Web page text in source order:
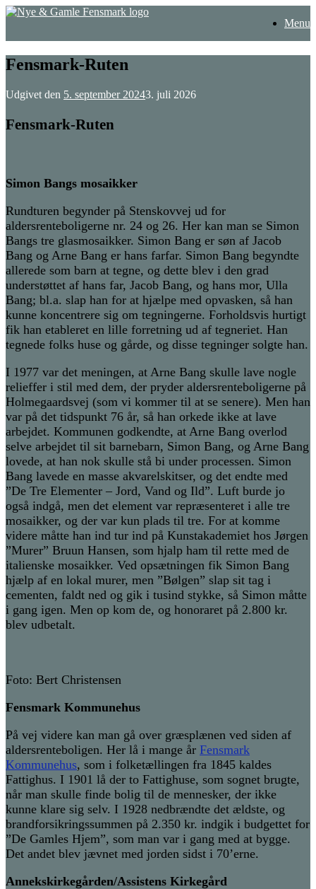
Gå
Menu
Fensmark-Ruten
Udgivet den 5. september 20243. juli 2026
Fensmark-Ruten
Simon Bangs mosaikker
Rundturen begynder på Stenskovvej ud for
aldersrenteboligerne nr. 24 og 26. Her kan man se Simon
Bangs tre glasmosaikker. Simon Bang er søn af Jacob
Bang og Arne Bang er hans farfar. Simon Bang begyndte
allerede som barn at tegne, og dette blev i den grad
understøttet af hans far, Jacob Bang, og hans mor, Ulla
Bang; bl.a. slap han for at hjælpe med opvasken, så han
kunne koncentrere sig om tegningerne. Forholdsvis hurtigt
fik han etableret en lille forretning ud af tegneriet. Han
tegnede folks huse og gårde, og disse tegninger solgte han.
I 1977 var det meningen, at Arne Bang skulle lave nogle
relieffer i stil med dem, der pryder aldersrenteboligerne på
Holmegaardsvej (som vi kommer til at se senere). Men han
var på det tidspunkt 76 år, så han orkede ikke at lave
arbejdet. Kommunen godkendte, at Arne Bang overlod
selve arbejdet til sit barnebarn, Simon Bang, og Arne Bang
lovede, at han nok skulle stå bi under processen. Simon
Bang lavede en masse akvarelskitser, og det endte med
”De Tre Elementer – Jord, Vand og Ild”. Luft burde jo
også indgå, men det element var repræsenteret i alle tre
mosaikker, og der var kun plads til tre. For at komme
videre måtte han ind tur ind på Kunstakademiet hos Jørgen
”Murer” Bruun Hansen, som hjalp ham til rette med de
italienske mosaikker. Ved opsætningen fik Simon Bang
hjælp af en lokal murer, men ”Bølgen” slap sit tag i
cementen, faldt ned og gik i tusind stykke, så Simon måtte
i gang igen. Men op kom de, og honoraret på 2.800 kr.
blev udbetalt.
Foto: Bert Christensen
Fensmark Kommunehus
På vej videre kan man gå over græsplænen ved siden af
aldersrenteboligen. Her lå i mange år Fensmark
Kommunehus, som i folketællingen fra 1845 kaldes
Fattighus. I 1901 lå der to Fattighuse, som sognet brugte,
når man skulle finde bolig til de mennesker, der ikke
kunne klare sig selv. I 1928 nedbrændte det ældste, og
brandforsikringssummen på 2.350 kr. indgik i budgettet for
”De Gamles Hjem”, som man var i gang med at bygge.
Det andet blev jævnet med jorden sidst i 70’erne.
Annekskirkegården/Assistens Kirkegård